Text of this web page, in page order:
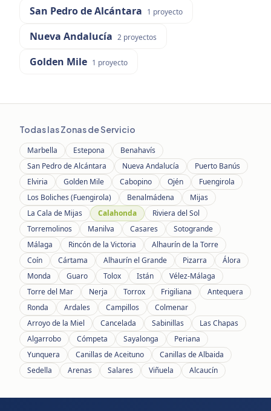
San Pedro de Alcántara 1 proyecto
Nueva Andalucía 2 proyectos
Golden Mile 1 proyecto
Todas las Zonas de Servicio
Marbella Estepona
Benahavís
San Pedro de Alcántara
Nueva Andalucía
Puerto Banús
Elviria
Golden Mile Cabopino Ojén
Fuengirola
Los Boliches (Fuengirola)
Benalmádena
Mijas
La Cala de Mijas
Calahonda
Riviera del Sol
Torremolinos
Manilva Casares
Sotogrande
Málaga
Rincón de la Victoria
Alhaurín de la Torre
Coín
Cártama Alhaurín el Grande Pizarra
Álora
Monda
Guaro Tolox Istán
Vélez-Málaga
Torre del Mar
Nerja Torrox Frigiliana
Antequera
Ronda
Ardales Campillos
Colmenar
Arroyo de la Miel
Cancelada Sabinillas
Las Chapas
Algarrobo
Cómpeta Sayalonga
Periana
Yunquera
Canillas de Aceituno
Canillas de Albaida
Sedella
Arenas Salares Viñuela Alcaucín